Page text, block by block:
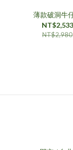
薄款破洞牛
NT$2,533
NT$2,980